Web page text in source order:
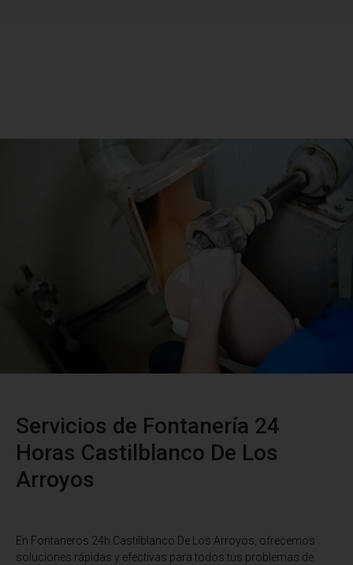
Servicios de Fontanería 24
Horas Castilblanco De Los
Arroyos
En Fontaneros 24h Castilblanco De Los Arroyos , ofrecemos
soluciones rápidas y efectivas para todos tus problemas de